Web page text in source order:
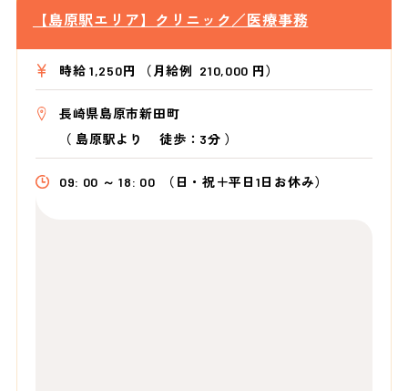
【島原駅エリア】クリニック／医療事務
時給 1,250円 （月給例 210,000 円）
長崎県島原市新田町
（ 島原駅より徒歩：3分 ）
09: 00 ～ 18: 00 （日・祝＋平日1日お休み）